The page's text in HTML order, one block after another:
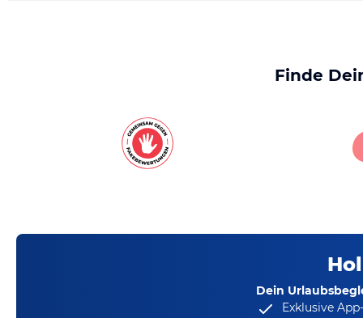
Finde
Dein
Exklusive